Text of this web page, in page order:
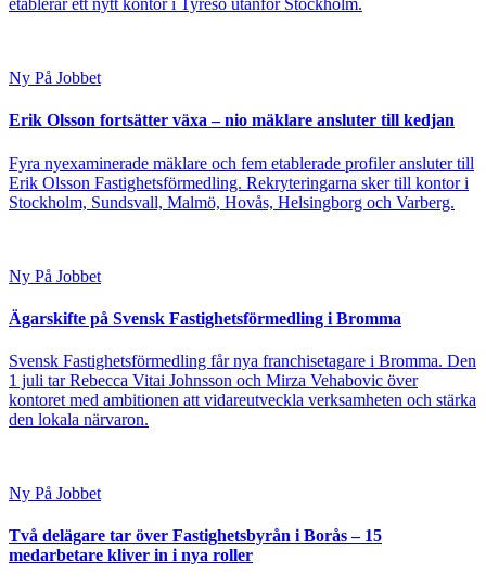
etablerar ett nytt kontor i Tyresö utanför Stockholm.
Ny På Jobbet
Erik Olsson fortsätter växa – nio mäklare ansluter till kedjan
Fyra nyexaminerade mäklare och fem etablerade profiler ansluter till
Erik Olsson Fastighetsförmedling. Rekryteringarna sker till kontor i
Stockholm, Sundsvall, Malmö, Hovås, Helsingborg och Varberg.
Ny På Jobbet
Ägarskifte på Svensk Fastighetsförmedling i Bromma
Svensk Fastighetsförmedling får nya franchisetagare i Bromma. Den
1 juli tar Rebecca Vitai Johnsson och Mirza Vehabovic över
kontoret med ambitionen att vidareutveckla verksamheten och stärka
den lokala närvaron.
Ny På Jobbet
Två delägare tar över Fastighetsbyrån i Borås – 15
medarbetare kliver in i nya roller